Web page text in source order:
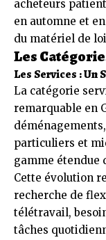
acheteurs
en automne et
du matériel de
Les
Les Services : Un
La catégorie
remarquable en
particuliers et
gamme étendue
Cette évolution
recherche de
télétravail,
tâches